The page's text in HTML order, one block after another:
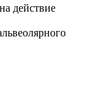
действие